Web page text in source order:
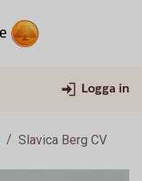
Logga in
Slavica Berg CV